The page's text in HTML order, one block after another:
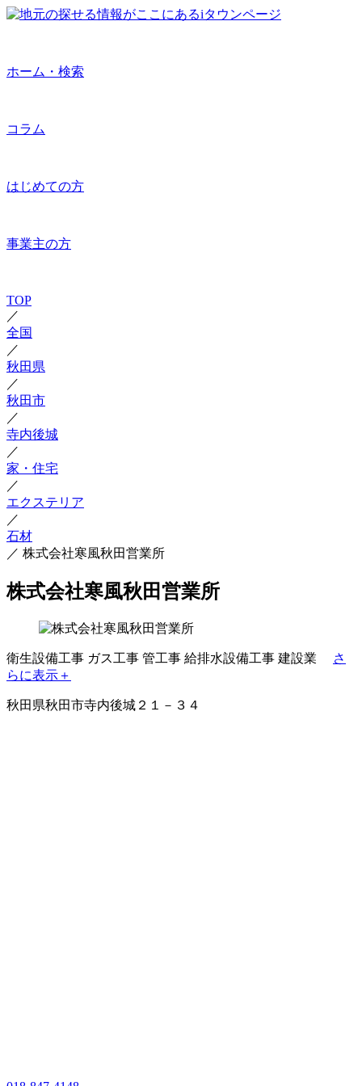
ホーム・検索
コラム
はじめての方
事業主の方
TOP
／
全国
／
秋田県
／
秋田市
／
寺内後城
／
家・住宅
／
エクステリア
／
石材
／ 株式会社寒風秋田営業所
株式会社寒風秋田営業所
衛生設備工事 ガス工事 管工事 給排水設備工事 建設業
さ
らに表示＋
秋田県秋田市寺内後城２１－３４